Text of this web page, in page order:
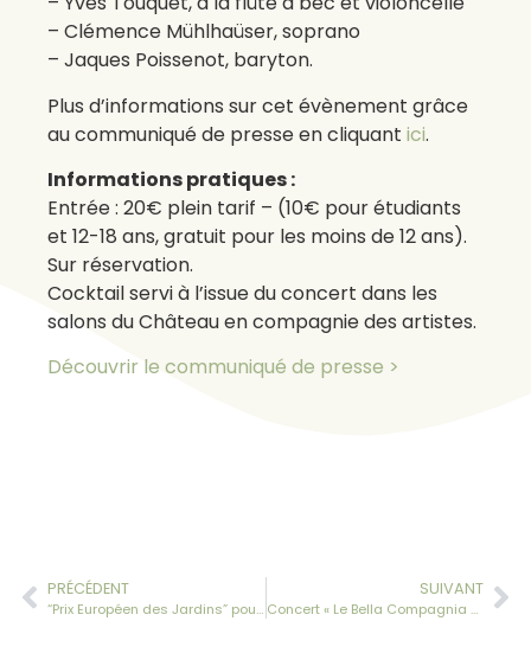
– Clémence Mühlhaüser, soprano
– Jaques Poissenot, baryton.
Plus d’informations sur cet évènement grâce
au communiqué de presse en cliquant ici.
Informations pratiques :
Entrée : 20€ plein tarif – (10€ pour étudiants
et 12-18 ans, gratuit pour les moins de 12 ans).
Sur réservation.
Cocktail servi à l’issue du concert dans les
salons du Château en compagnie des artistes.
Découvrir le communiqué de presse >
PRÉCÉDENT
“Prix Européen des Jardins” pour les Jardins de la Ballue
SUIVANT
Concert « Le Bella Compagnia » à la Ballue Jardin